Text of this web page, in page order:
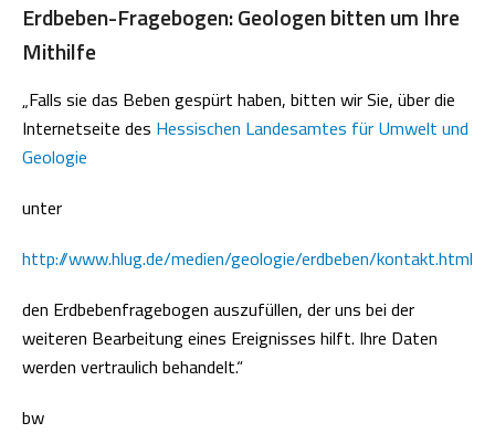
Erdbeben-Fragebogen: Geologen bitten um Ihre
Mithilfe
„Falls sie das Beben gespürt haben, bitten wir Sie, über die
Internetseite des Hessischen Landesamtes für Umwelt und
Geologie
unter
http://www.hlug.de/medien/geologie/erdbeben/kontakt.html
den Erdbebenfragebogen auszufüllen, der uns bei der
weiteren Bearbeitung eines Ereignisses hilft. Ihre Daten
werden vertraulich behandelt.“
bw